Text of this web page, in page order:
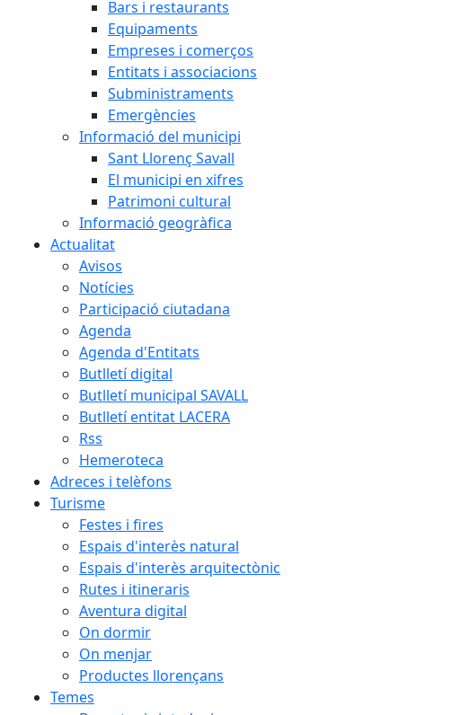
Bars i restaurants
Equipaments
Empreses i comerços
Entitats i associacions
Subministraments
Emergències
Informació del municipi
Sant Llorenç Savall
El municipi en xifres
Patrimoni cultural
Informació geogràfica
Actualitat
Avisos
Notícies
Participació ciutadana
Agenda
Agenda d'Entitats
Butlletí digital
Butlletí municipal SAVALL
Butlletí entitat LACERA
Rss
Hemeroteca
Adreces i telèfons
Turisme
Festes i fires
Espais d'interès natural
Espais d'interès arquitectònic
Rutes i itineraris
Aventura digital
On dormir
On menjar
Productes llorençans
Temes